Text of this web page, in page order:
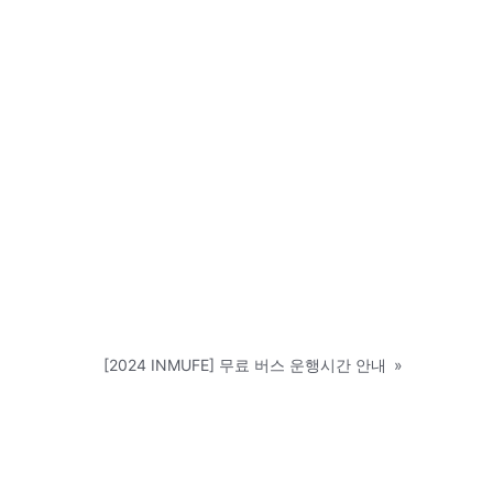
[2024 INMUFE] 무료 버스 운행시간 안내 »